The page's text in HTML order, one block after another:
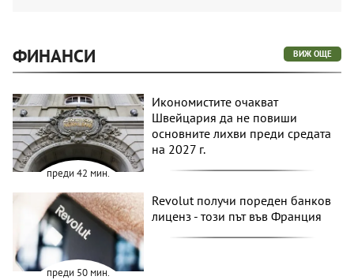
ФИНАНСИ ВИЖ ОЩЕ
преди 42 мин.
Икономистите очакват
Швейцария да не повиши
основните лихви преди средата
на 2027 г.
преди 50 мин.
Revolut получи пореден банков
лиценз - този път във Франция